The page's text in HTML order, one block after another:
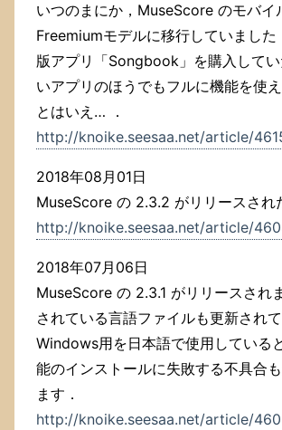
いつのまにか，MuseScore のモバイ
Freemiumモデルに移行していました
版アプリ「Songbook」を購入して
いアプリのほうでもフルに機能を使
とはいえ… ．
http://knoike.seesaa.net/article/
2018年08月01日
MuseScore の 2.3.2 がリリースされ
http://knoike.seesaa.net/article/
2018年07月06日
MuseScore の 2.3.1 がリリースされ
されている言語ファイルも更新され
Windows用を日本語で使用している
能のインストールに失敗する不具合
ます．
http://knoike.seesaa.net/article/